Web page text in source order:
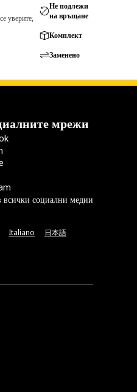
уверите,
Не подлежи
на връщане
Комплект
Заменено
мрежи
всички социални медии
Italiano 日本語